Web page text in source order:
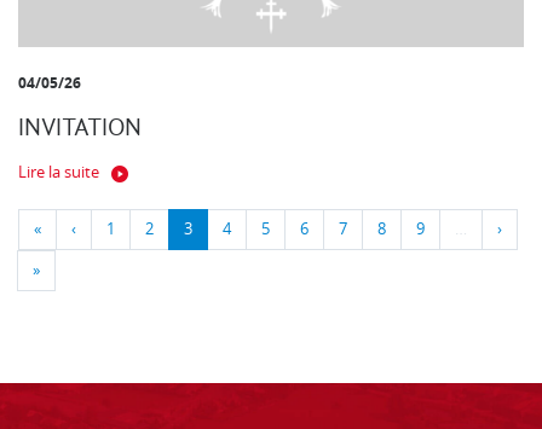
04/05/26
INVITATION
Lire la suite
« ‹ 1 2 3 4 5 6 7 8 9 … ›
»